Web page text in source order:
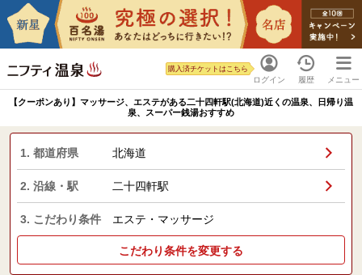
ログイン
購入済チケットはこちら
履歴 メニュー
【クーポンあり】マッサージ、エステがある二十四軒駅(北海道)近くの温泉、日帰り温
泉、スーパー銭湯おすすめ
1. 都道府県 北海道
2. 沿線・駅 二十四軒駅
3. こだわり条件 エステ・マッサージ
こだわり条件を変更する